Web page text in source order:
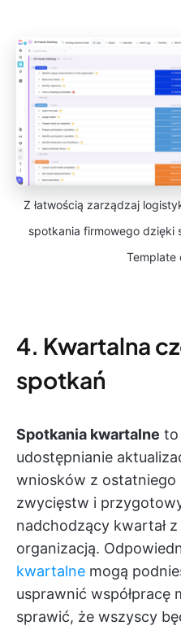
Z łatwością zarządzaj
spotkania firmowego dzięki
Template
4. Kwartalna
spotkań
Spotkania kwartalne to
udostępnianie
wniosków z ostatniego
zwycięstw i
nadchodzący kwartał z
organizacją.
kwartalne mogą
usprawnić współpracę
sprawić, że wszyscy